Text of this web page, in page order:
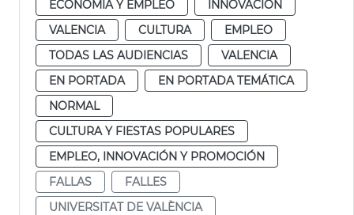
ECONOMÍA Y EMPLEO
INNOVACIÓN
VALENCIA
CULTURA
EMPLEO
TODAS LAS AUDIENCIAS
VALENCIA
EN PORTADA
EN PORTADA TEMÁTICA
NORMAL
CULTURA Y FIESTAS POPULARES
EMPLEO, INNOVACIÓN Y PROMOCIÓN
FALLAS
FALLES
UNIVERSITAT DE VALÈNCIA